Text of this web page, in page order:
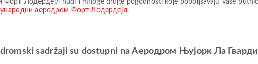
аеродром Форт Лодердејл.
sadržaji su dostupni na Аеродром Њујорк Ла